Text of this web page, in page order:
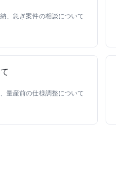
、急ぎ案件の相談について
量産前の仕様調整について